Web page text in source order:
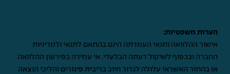
הערות משפטיות:
אישור ההלוואה ותנאי העמדתה הינם בהתאם לתנאי ולמדיניות
החברה ובכפוף לשיקול דעתה הבלעדי. אי עמידה בפירעון ההלוואה
או בהחזר האשראי עלולה לגרור חיוב בריבית פיגורים והליכי הוצאה